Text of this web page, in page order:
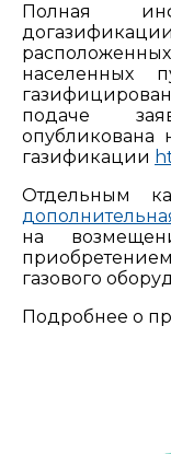
Полная
населенных
подаче
опубликована
газификации
Отдельным
на
газового
Подробнее о